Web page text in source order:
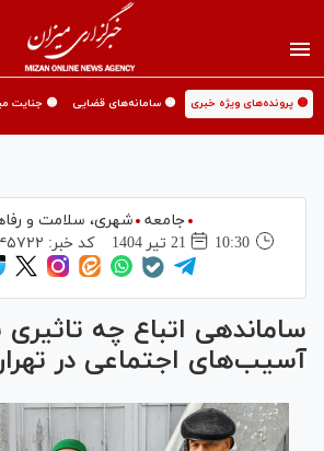
🟡 پرونده‌های ویژه خبری 🟡 سامانه‌های قضایی 🟡 جنایت
جامعه
شهری،‌ سلامت و
10:30
21 تير 1404 کد خبر:
ساماندهی اتباع چه
آسیب‌های اجتماعی در